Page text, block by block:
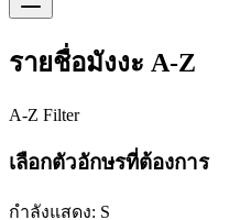
รายชื่อมังงะ A-Z
A-Z Filter
เลือกตัวอักษรที่ต้องการ
กำลังแสดง: S